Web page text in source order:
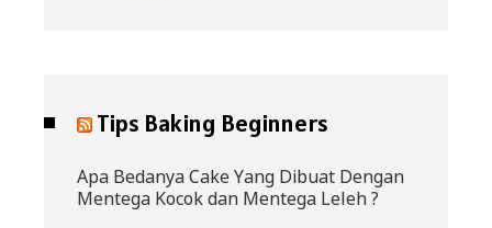
Tips Baking Beginners
Apa Bedanya Cake Yang Dibuat Dengan
Mentega Kocok dan Mentega Leleh ?